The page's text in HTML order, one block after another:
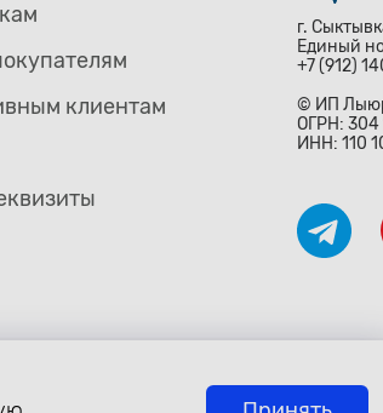
клиентам
г.
Единый
+7 (912)
© ИП
ОГРН: 304
ИНН: 110
и международными законами и
право» Гражданского Кодекса